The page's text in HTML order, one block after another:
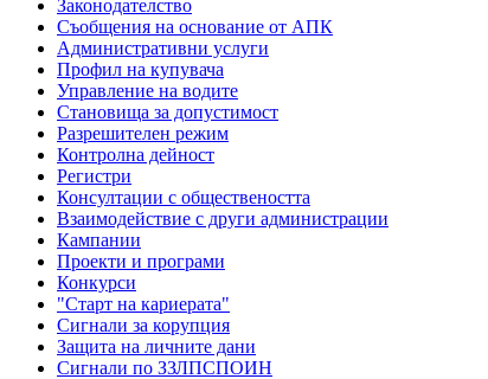
Законодателство
Съобщения на основание от АПК
Административни услуги
Профил на купувача
Управление на водите
Становища за допустимост
Разрешителен режим
Контролна дейност
Регистри
Консултации с обществеността
Взаимодействие с други администрации
Кампании
Проекти и програми
Конкурси
"Старт на кариерата"
Сигнали за корупция
Защита на личните дани
Сигнали по ЗЗЛПСПОИН